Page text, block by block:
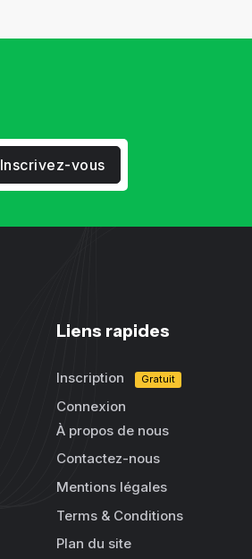
Inscrivez-vous
Liens rapides
Inscription Gratuit
Connexion
À propos de nous
Contactez-nous
Mentions légales
Terms & Conditions
Plan du site